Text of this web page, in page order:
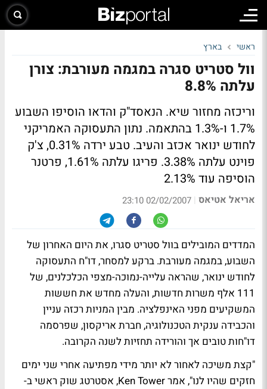
ראשי בארץ
וול סטריט סגרה במגמה מעורבת: צורן
עלתה 8.8%
וריכזה מחזור שיא. הנאסד"ק והדאו הוסיפו השבוע
1.7% ו-1.3% בהתאמה. נתון התעסוקה האמריקני
לחודש ינואר אכזב והעיב. טבע ירדה 0.31%, צ'ק
פוינט עלתה 3.38%. פריגו עלתה 1.61%, פרטנר
הוסיפה עוד 2.13%
אריאל אטיאס |
02/02/2007 23:10
המדדים המובילים בוול סטריט סגרו, את היום האחרון של
השבוע, במגמה מעורבת. ברקע למסחר, דו"ח התעסוקה
לחודש ינואר, שהראה עלייה-נמוכה-מצפי הכלכלנים, של
111 אלף משרות חדשות, והעלה מחדש את חששות
המשקיעים מפני האינפלציה. מבין המניות רכזה עניין
והכבידה ענקית הטכנולוגיה, חברת אריקסון, שפרסמה
דו"חות טובים אך והורידה תחזיות לשנה הקרובה.
"קצת משיכה לאחור לא יותר מידי מפתיעה אחרי שני ימים
חזקים שהיו לנו", אמר Ken Tower, אסטרטג שוק ראשי ב-